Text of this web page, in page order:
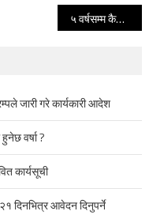
५ वर्षसम्म कैद सजाय माग गर्दै दुर्गा प्रसाईँविरुद्ध जिल्ला अदालतमा मुद्दा दायर
जारी गरे कार्यकारी आदेश
वर्षा ?
कार्यसूची
दिनभित्र आवेदन दिनुपर्ने